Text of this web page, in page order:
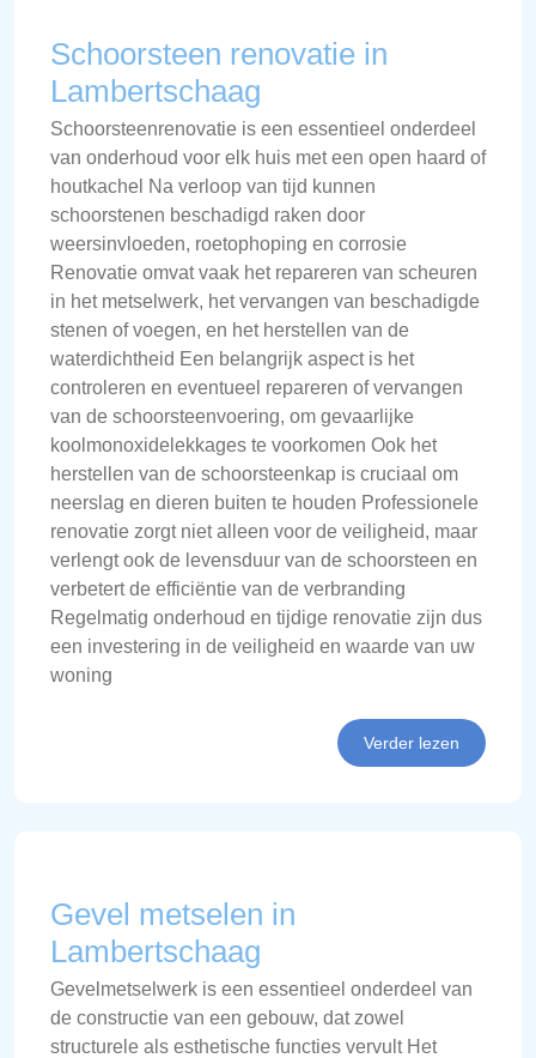
Schoorsteen renovatie in
Lambertschaag
Schoorsteenrenovatie is een essentieel onderdeel
van onderhoud voor elk huis met een open haard of
houtkachel Na verloop van tijd kunnen
schoorstenen beschadigd raken door
weersinvloeden, roetophoping en corrosie
Renovatie omvat vaak het repareren van scheuren
in het metselwerk, het vervangen van beschadigde
stenen of voegen, en het herstellen van de
waterdichtheid Een belangrijk aspect is het
controleren en eventueel repareren of vervangen
van de schoorsteenvoering, om gevaarlijke
koolmonoxidelekkages te voorkomen Ook het
herstellen van de schoorsteenkap is cruciaal om
neerslag en dieren buiten te houden Professionele
renovatie zorgt niet alleen voor de veiligheid, maar
verlengt ook de levensduur van de schoorsteen en
verbetert de efficiëntie van de verbranding
Regelmatig onderhoud en tijdige renovatie zijn dus
een investering in de veiligheid en waarde van uw
woning
Verder lezen
Gevel metselen in
Lambertschaag
Gevelmetselwerk is een essentieel onderdeel van
de constructie van een gebouw, dat zowel
structurele als esthetische functies vervult Het